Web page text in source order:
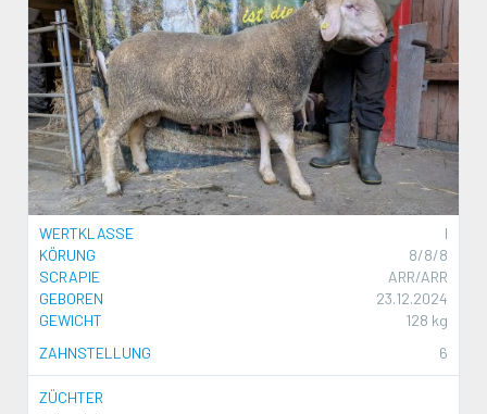
WERTKLASSE
I
KÖRUNG
8/8/8
SCRAPIE
ARR/ARR
GEBOREN
23.12.2024
GEWICHT
128 kg
ZAHNSTELLUNG
6
ZÜCHTER